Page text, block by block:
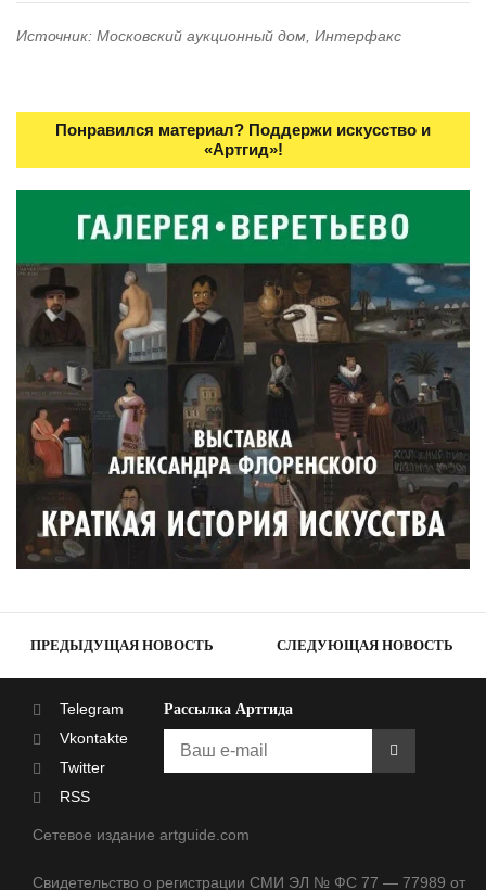
Источник: Московский аукционный дом, Интерфакс
Понравился материал? Поддержи искусство и
«Артгид»!
ПРЕДЫДУЩАЯ НОВОСТЬ СЛЕДУЮЩАЯ НОВОСТЬ
Telegram
Vkontakte
Twitter
RSS
Рассылка Артгида
Сетевое издание artguide.com
Свидетельство о регистрации СМИ ЭЛ № ФС 77 — 77989 от